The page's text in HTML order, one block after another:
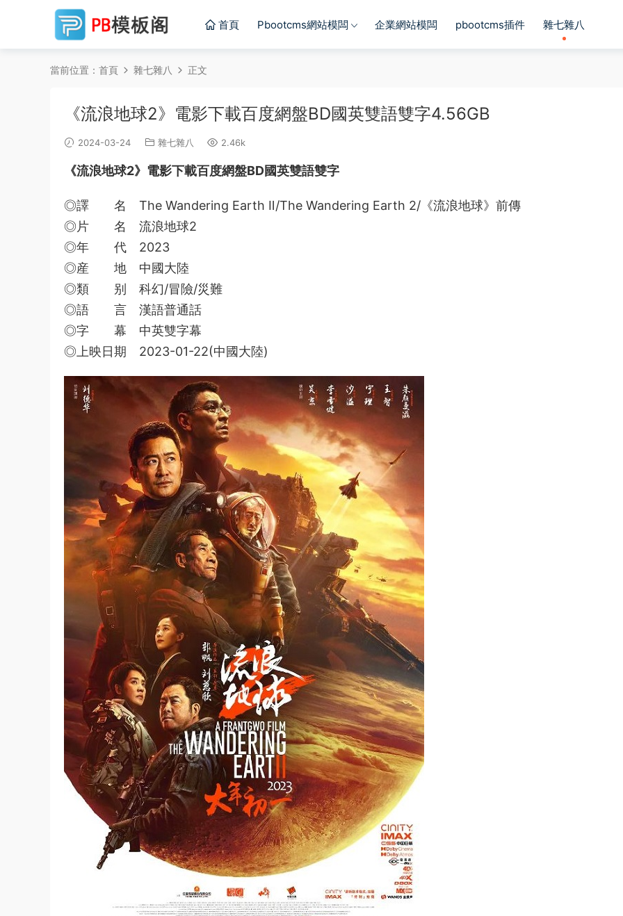
首頁 Pbootcms網站模闆 企業網站模闆 pbootcms插件 雜七雜八
當前位置： 首頁 雜七雜八 正文
《流浪地球2》電影下載百度網盤BD國英雙語雙字4.56GB
2024-03-24 雜七雜八 2.46k
《流浪地球2》電影下載百度網盤BD國英雙語雙字
◎譯 名 The Wandering Earth Ⅱ/The Wandering Earth 2/《流浪地球》前傳
◎片 名 流浪地球2
◎年 代 2023
◎産 地 中國大陸
◎類 别 科幻/冒險/災難
◎語 言 漢語普通話
◎字 幕 中英雙字幕
◎上映日期 2023-01-22(中國大陸)